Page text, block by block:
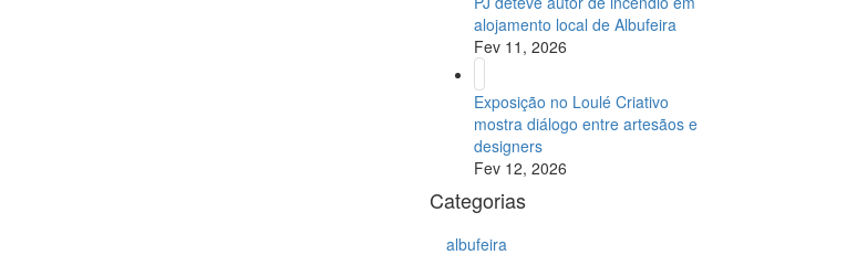
alojamento local de Albufeira
Fev 11, 2026
Exposição no Loulé Criativo
mostra diálogo entre artesãos e
designers
Fev 12, 2026
Categorias
albufeira